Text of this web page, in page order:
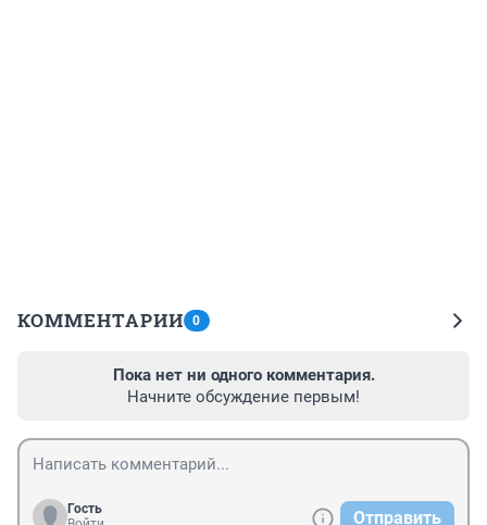
КОММЕНТАРИИ 0
Пока нет ни одного комментария.
Начните обсуждение первым!
Гость
Отправить